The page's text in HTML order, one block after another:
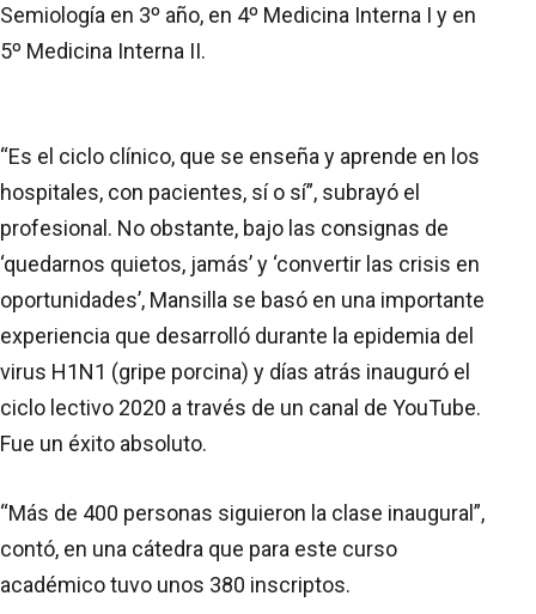
Semiología en 3º año, en 4º Medicina Interna I y en
5º Medicina Interna II.
“Es el ciclo clínico, que se enseña y aprende en los
hospitales, con pacientes, sí o sí”, subrayó el
profesional. No obstante, bajo las consignas de
‘quedarnos quietos, jamás’ y ‘convertir las crisis en
oportunidades’, Mansilla se basó en una importante
experiencia que desarrolló durante la epidemia del
virus H1N1 (gripe porcina) y días atrás inauguró el
ciclo lectivo 2020 a través de un canal de YouTube.
Fue un éxito absoluto.
“Más de 400 personas siguieron la clase inaugural”,
contó, en una cátedra que para este curso
académico tuvo unos 380 inscriptos.